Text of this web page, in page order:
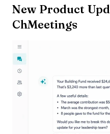
New Product
ChMeetings